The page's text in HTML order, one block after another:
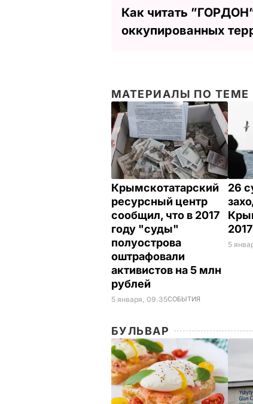
Как читать
оккупированных
МАТЕРИАЛЫ ПО ТЕМЕ
Крымскотатарский
ресурсный центр
сообщил, что в 2017
году "суды"
полуострова
оштрафовали
активистов на 5 млн
рублей
5 января, 09.35СОБЫТИЯ
26
5
БУЛЬВАР